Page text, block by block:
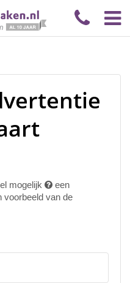
mogelijk
een
voorbeeld van de